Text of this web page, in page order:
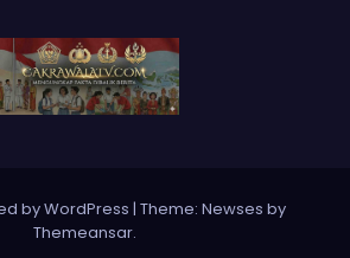
by WordPress | Theme: Newses by
Themeansar.